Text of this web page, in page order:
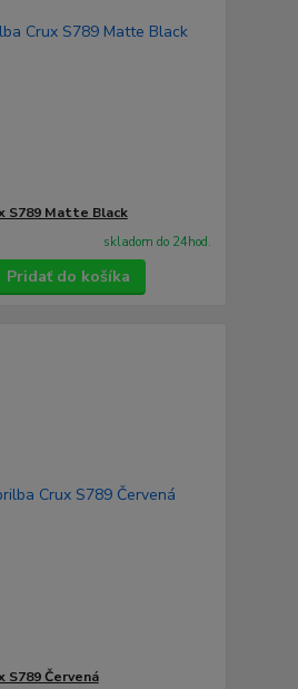
S789 Matte Black
skladom do 24hod.
Pridať do košíka
S789 Červená